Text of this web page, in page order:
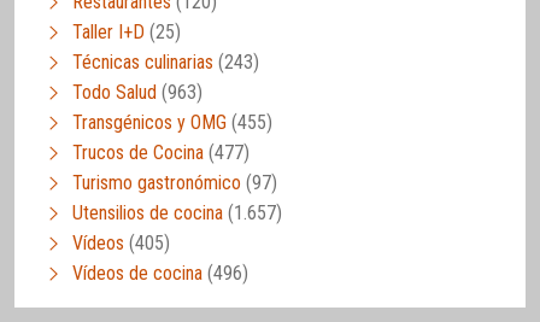
Taller I+D (25)
Técnicas culinarias (243)
Todo Salud (963)
Transgénicos y OMG (455)
Trucos de Cocina (477)
Turismo gastronómico (97)
Utensilios de cocina (1.657)
Vídeos (405)
Vídeos de cocina (496)